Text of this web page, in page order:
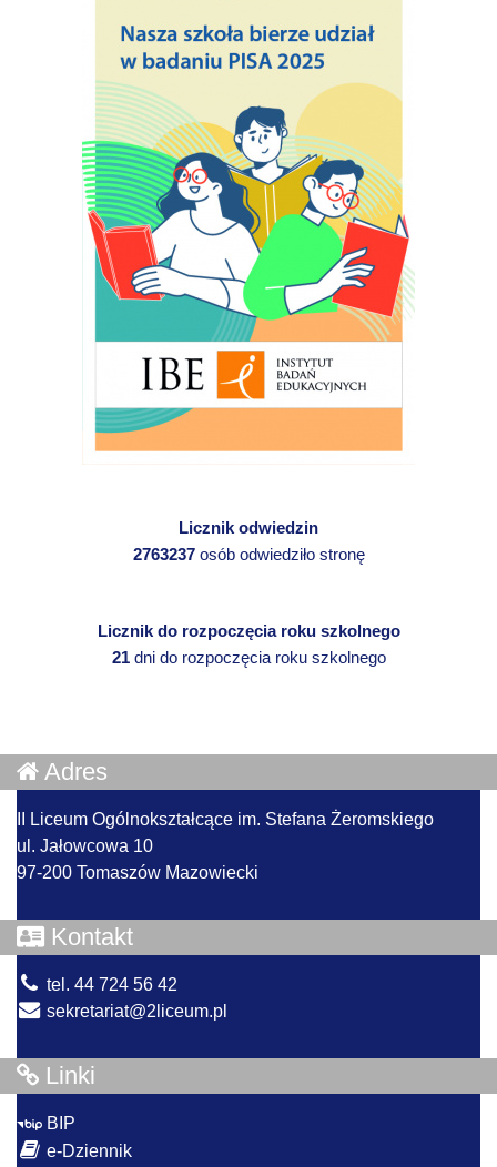
Licznik odwiedzin
2763237osób odwiedziło stronę
Licznik do rozpoczęcia roku szkolnego
21dni do rozpoczęcia roku szkolnego
Adres
II Liceum Ogólnokształcące im. Stefana Żeromskiego
ul. Jałowcowa 10
97-200 Tomaszów Mazowiecki
Kontakt
tel. 44 724 56 42
sekretariat@2liceum.pl
Linki
BIP
e-Dziennik